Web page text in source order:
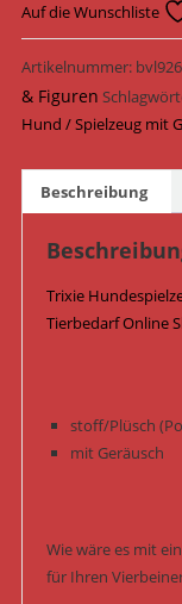
Geier
Gustav
Plüsch
28
cm
Menge
Auf die Wunschliste
Artikelnummer:
& Figuren
Hund / Spielzeug mit
Beschreibung
Trixie
Tierbedarf Online
stoff/Plüsch
mit Geräusch
Wie wäre es mit
für Ihren